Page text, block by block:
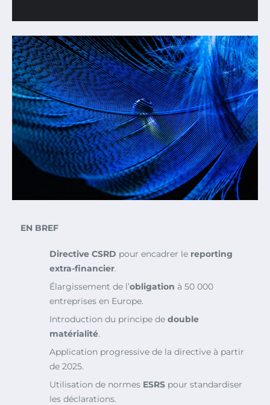
EN BREF
Directive CSRD pour encadrer le reporting
extra-financier.
Élargissement de l’obligation à 50 000
entreprises en Europe.
Introduction du principe de double
matérialité.
Application progressive de la directive à partir
de 2025.
Utilisation de normes ESRS pour standardiser
les déclarations.